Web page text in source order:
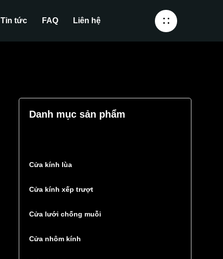
Tin tức FAQ Liên hệ
Danh mục sản phẩm
Cửa kính lùa
Cửa kính xếp trượt
Cửa lưới chống muỗi
Cửa nhôm kính